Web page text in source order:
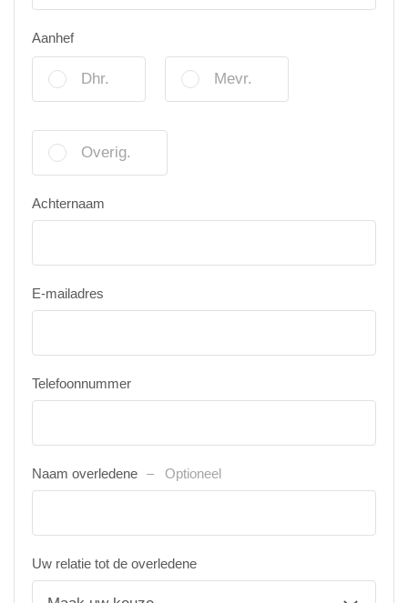
Aanhef
Dhr. Mevr.
Overig.
Achternaam
E-mailadres
Telefoonnummer
Naam overledene Optioneel
Uw relatie tot de overledene